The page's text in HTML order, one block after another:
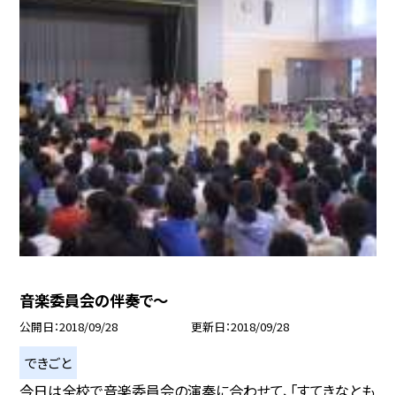
音楽委員会の伴奏で〜
公開日 2018/09/28 更新日 2018/09/28
できごと
今日は全校で音楽委員会の演奏に合わせて、「すてきなとも